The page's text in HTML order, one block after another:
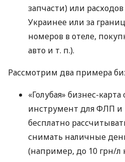
запчасти) или
Украинее или за
номеров в отеле,
авто и т. п.).
Рассмотрим два примера
«Голубая» бизнес-
инструмент для ФЛП
бесплатно
снимать наличные
(например, до 10 грн/л